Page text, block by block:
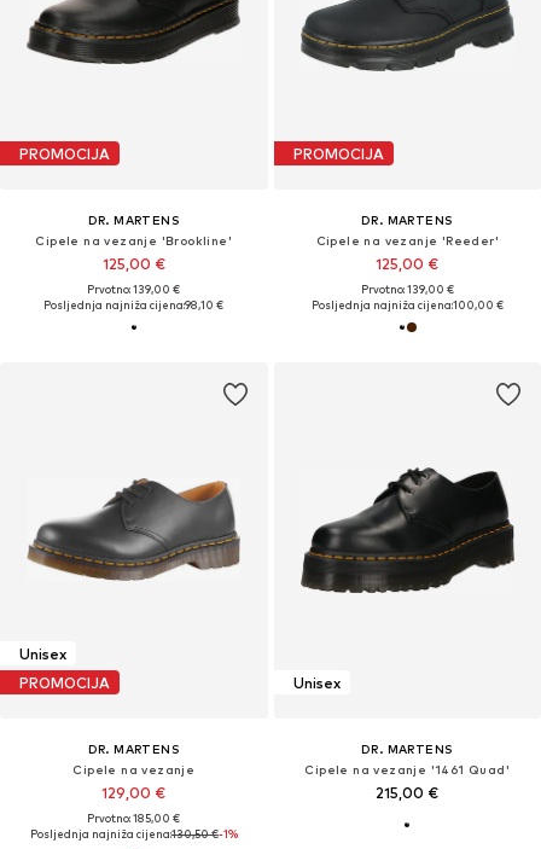
PROMOCIJA
DR. MARTENS
Cipele na vezanje 'Brookline'
125,00 €
Prvotno: 139,00 €
Posljednja najniža cijena:98,10 €
PROMOCIJA
DR. MARTENS
Cipele na vezanje 'Reeder'
125,00 €
Prvotno: 139,00 €
Posljednja najniža cijena:100,00 €
Unisex
PROMOCIJA
DR. MARTENS
Cipele na vezanje
129,00 €
Prvotno: 185,00 €
Posljednja najniža cijena:130,50 €-1%
Unisex
DR. MARTENS
Cipele na vezanje '1461 Quad'
215,00 €